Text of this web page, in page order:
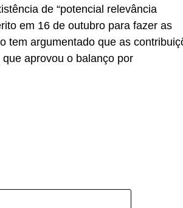
de “potencial relevância
em 16 de outubro para fazer as
tem argumentado que as
aprovou o balanço por